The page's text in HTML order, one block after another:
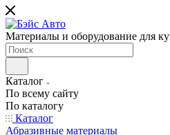
Материалы и оборудование для
Каталог
По всему сайту
По каталогу
Каталог
Абразивные материалы